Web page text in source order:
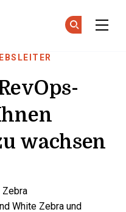
wachsen
Zebra
White Zebra und